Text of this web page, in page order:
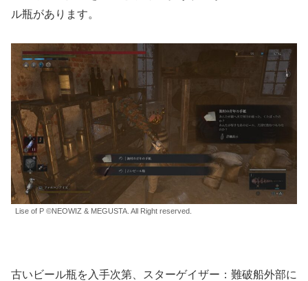
ル瓶があります。
Lise of P ©NEOWIZ & MEGUSTA. All Right reserved.
古いビール瓶を入手次第、スターゲイザー：難破船外部に